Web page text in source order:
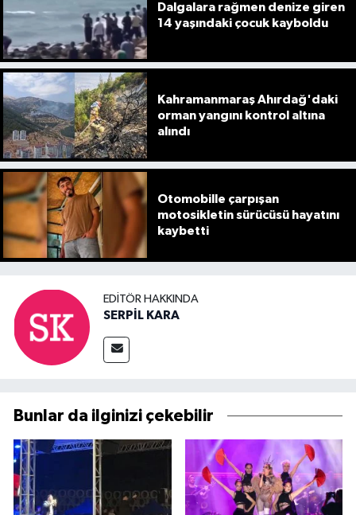
Dalgalara rağmen denize giren
14 yaşındaki çocuk kayboldu
Kahramanmaraş Ahırdağ'daki
orman yangını kontrol altına
alındı
Otomobille çarpışan
motosikletin sürücüsü hayatını
kaybetti
EDITÖR HAKKINDA
SERPİL KARA
Bunlar da ilginizi çekebilir